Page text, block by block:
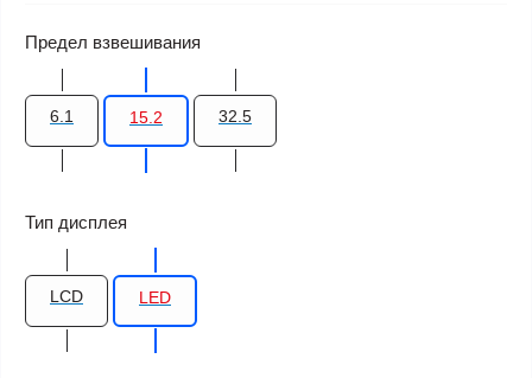
Предел взвешивания
6.1 15.2 32.5
Тип дисплея
LCD LED